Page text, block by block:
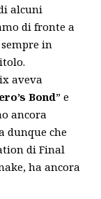
alcuni
di fronte a
in
aveva
Bond” e
ancora
dunque che
di Final
ha ancora